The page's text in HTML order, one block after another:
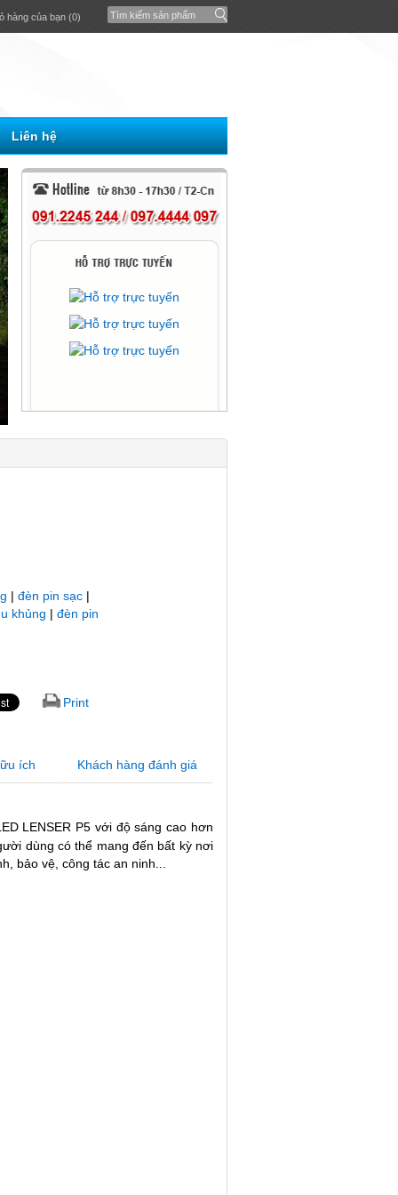
hàng của bạn (0)
Liên hệ
| đèn pin sạc|
khủng | đèn pin
Print
ích Khách hàng đánh giá
LENSER P5 với độ sáng cao hơn
dùng có thể mang đến bất kỳ nơi
bảo vệ, công tác an ninh...